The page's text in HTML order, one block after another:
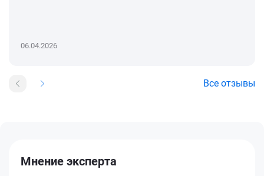
06.04.2026
Все отзывы
Мнение эксперта